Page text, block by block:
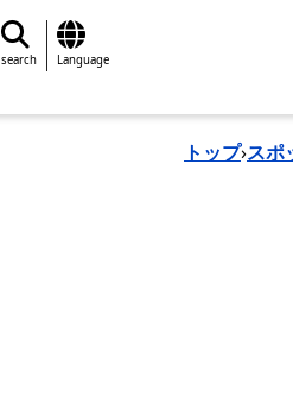
search Language
トップ›スポ